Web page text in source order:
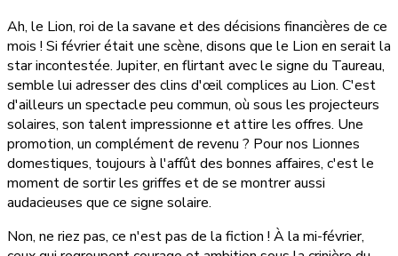
Ah, le Lion, roi de la savane et des décisions financières de ce
mois ! Si février était une scène, disons que le Lion en serait la
star incontestée. Jupiter, en flirtant avec le signe du Taureau,
semble lui adresser des clins d'œil complices au Lion. C'est
d'ailleurs un spectacle peu commun, où sous les projecteurs
solaires, son talent impressionne et attire les offres. Une
promotion, un complément de revenu ? Pour nos Lionnes
domestiques, toujours à l'affût des bonnes affaires, c'est le
moment de sortir les griffes et de se montrer aussi
audacieuses que ce signe solaire.
Non, ne riez pas, ce n'est pas de la fiction ! À la mi-février,